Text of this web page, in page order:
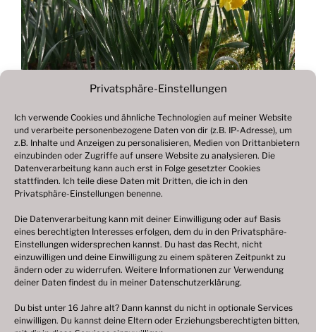
Privatsphäre-Einstellungen
Ich verwende Cookies und ähnliche Technologien auf meiner Website
und verarbeite personenbezogene Daten von dir (z.B. IP-Adresse), um
z.B. Inhalte und Anzeigen zu personalisieren, Medien von Drittanbietern
einzubinden oder Zugriffe auf unsere Website zu analysieren. Die
Datenverarbeitung kann auch erst in Folge gesetzter Cookies
stattfinden. Ich teile diese Daten mit Dritten, die ich in den
Privatsphäre-Einstellungen benenne.
Die Datenverarbeitung kann mit deiner Einwilligung oder auf Basis
eines berechtigten Interesses erfolgen, dem du in den Privatsphäre-
Einstellungen widersprechen kannst. Du hast das Recht, nicht
einzuwilligen und deine Einwilligung zu einem späteren Zeitpunkt zu
ändern oder zu widerrufen. Weitere Informationen zur Verwendung
deiner Daten findest du in meiner Datenschutzerklärung.
Du bist unter 16 Jahre alt? Dann kannst du nicht in optionale Services
einwilligen. Du kannst deine Eltern oder Erziehungsberechtigten bitten,
Beitragsnavigation
Vorheriger
Beitrag
Fotogalerie 2023
© 2003 – 2025 nilsbenthien.de,Datenschutzerklärung
|Cookie-Richtlinie EU|Impressum